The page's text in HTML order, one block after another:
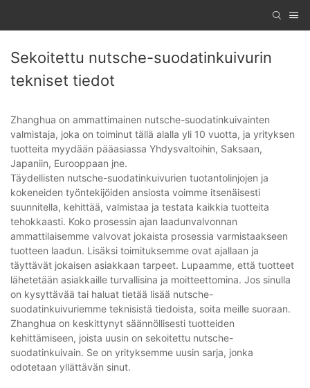
Sekoitettu nutsche-suodatinkuivurin
tekniset tiedot
Zhanghua on ammattimainen nutsche-suodatinkuivainten
valmistaja, joka on toiminut tällä alalla yli 10 vuotta, ja yrityksen
tuotteita myydään pääasiassa Yhdysvaltoihin, Saksaan,
Japaniin, Eurooppaan jne.
Täydellisten nutsche-suodatinkuivurien tuotantolinjojen ja
kokeneiden työntekijöiden ansiosta voimme itsenäisesti
suunnitella, kehittää, valmistaa ja testata kaikkia tuotteita
tehokkaasti. Koko prosessin ajan laadunvalvonnan
ammattilaisemme valvovat jokaista prosessia varmistaakseen
tuotteen laadun. Lisäksi toimituksemme ovat ajallaan ja
täyttävät jokaisen asiakkaan tarpeet. Lupaamme, että tuotteet
lähetetään asiakkaille turvallisina ja moitteettomina. Jos sinulla
on kysyttävää tai haluat tietää lisää nutsche-
suodatinkuivuriemme teknisistä tiedoista, soita meille suoraan.
Zhanghua on keskittynyt säännöllisesti tuotteiden
kehittämiseen, joista uusin on sekoitettu nutsche-
suodatinkuivain. Se on yrityksemme uusin sarja, jonka
odotetaan yllättävän sinut.